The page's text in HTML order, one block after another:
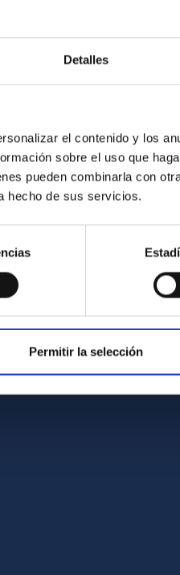
Detalles
el contenido y los
sobre el uso que
pueden combinarla con
hecho de sus servicios.
Permitir la selección
PORTAL DEL IAC
Mapa web
Políticas de
Aviso legal